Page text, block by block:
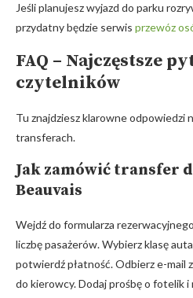
Jeśli planujesz wyjazd do parku
przydatny będzie serwis przewóz
FAQ – Najczęstsze
czytelników
Tu znajdziesz klarowne odpowiedzi
transferach.
Jak zamówić transfer
Beauvais
Wejdź do formularza
liczbę pasażerów. Wybierz klasę
potwierdź płatność. Odbierz e-mail
do kierowcy. Dodaj prośbę o fotelik i